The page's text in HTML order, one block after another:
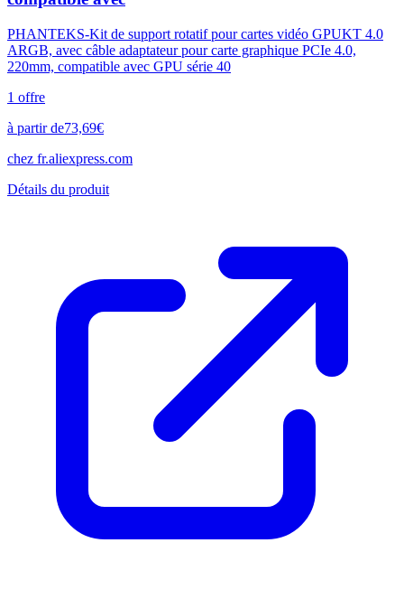
PHANTEKS-Kit de support rotatif pour cartes vidéo GPUKT 4.0
ARGB, avec câble adaptateur pour carte graphique PCIe 4.0,
220mm, compatible avec GPU série 40
1 offre
à partir de73,69€
chez fr.aliexpress.com
Détails du produit